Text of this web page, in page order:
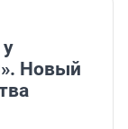
Новый